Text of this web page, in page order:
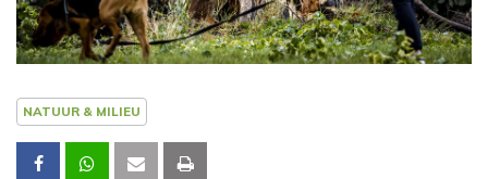
NATUUR & MILIEU